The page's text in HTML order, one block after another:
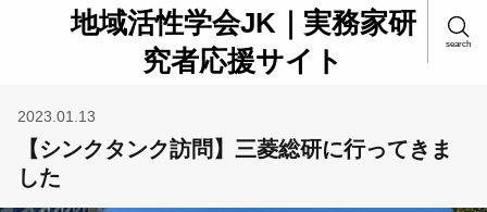
地域活性学会JK｜実務家研
究者応援サイト
search
2023.01.13
【シンクタンク訪問】三菱総研に行ってきま
した